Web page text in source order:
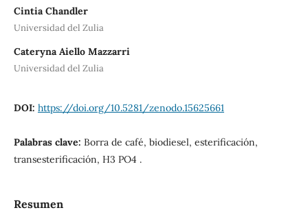
Cintia Chandler
Universidad del Zulia
Cateryna Aiello Mazzarri
Universidad del Zulia
DOI: https://doi.org/10.5281/zenodo.15625661
Palabras clave: Borra de café, biodiesel, esterificación,
transesterificación, H3 PO4 .
Resumen